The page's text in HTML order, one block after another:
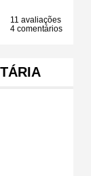
11 avaliações
4 comentários